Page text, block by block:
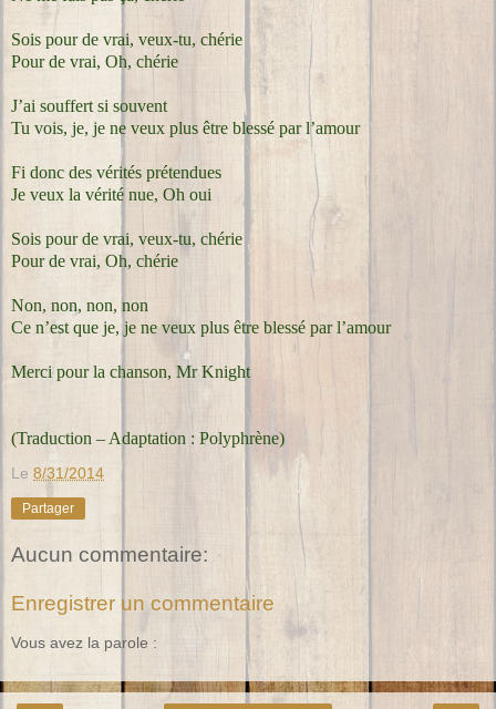
Sois pour de vrai, veux-tu, chérie
Pour de vrai, Oh, chérie
J’ai souffert si souvent
Tu vois, je, je ne veux plus être blessé par l’amour
Fi donc des vérités prétendues
Je veux la vérité nue, Oh oui
Sois pour de vrai, veux-tu, chérie
Pour de vrai, Oh, chérie
Non, non, non, non
Ce n’est que je, je ne veux plus être blessé par l’amour
Merci pour la chanson, Mr Knight
(Traduction – Adaptation : Polyphrène)
Le 8/31/2014
Partager
Aucun commentaire:
Enregistrer un commentaire
Vous avez la parole :